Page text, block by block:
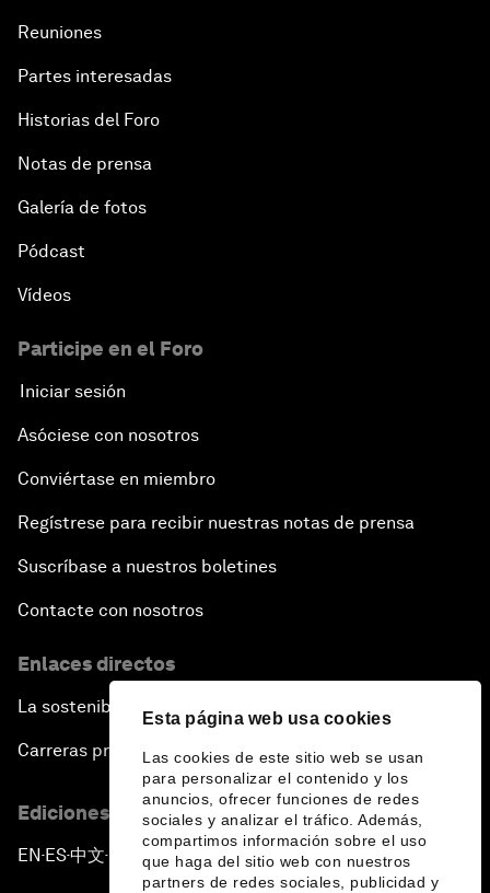
Esta página web usa cookies
Las cookies de este sitio web se usan
para personalizar el contenido y los
anuncios, ofrecer funciones de redes
sociales y analizar el tráfico. Además,
compartimos información sobre el uso
que haga del sitio web con nuestros
partners de redes sociales, publicidad y
Reuniones
Partes interesadas
Historias del Foro
Notas de prensa
Galería de fotos
Pódcast
Vídeos
Participe en el Foro
Iniciar sesión
Asóciese con nosotros
Conviértase en miembro
Regístrese para recibir nuestras notas de prensa
Suscríbase a nuestros boletines
Contacte con nosotros
Enlaces directos
La sostenibilidad en el Foro
Carreras profesionales
Ediciones en otros idiomas
EN ▪ES▪中文▪ 日本語